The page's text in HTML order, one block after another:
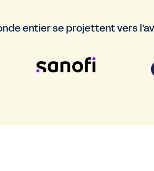
entier se projettent vers